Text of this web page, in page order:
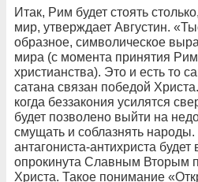
Итак, Рим будет стоять
мир, утверждает Августин.
образное, символическое
мира (с момента принятия
христианства). Это и есть то
сатана связан победой
когда беззакония усилятся
будет позволено выйти на
смущать и соблазнять народы.
антагониста-антихриста будет
опрокинута Славным Вторым
Христа. Такое понимание